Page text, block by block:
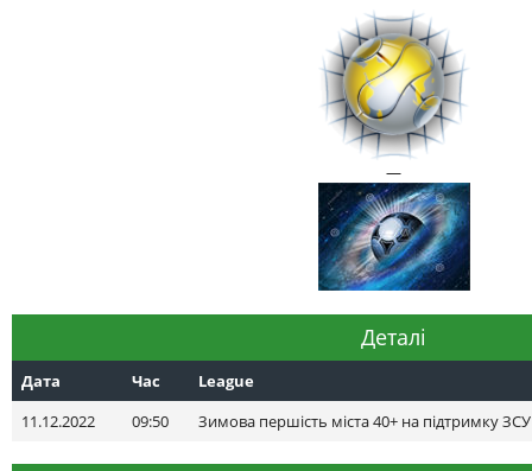
—
Деталі
Дата Час
League
11.12.2022
09:50 Зимова першість міста 40+ на підтримку ЗСУ